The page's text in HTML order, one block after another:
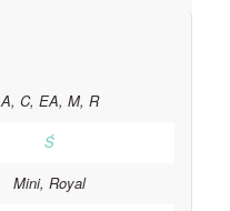
A, C, EA, M, R
Ś
Mini, Royal